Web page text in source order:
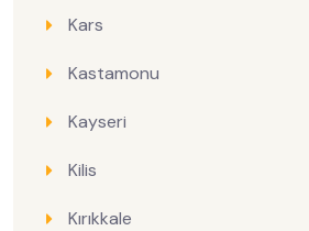
Kars
Kastamonu
Kayseri
Kilis
Kırıkkale